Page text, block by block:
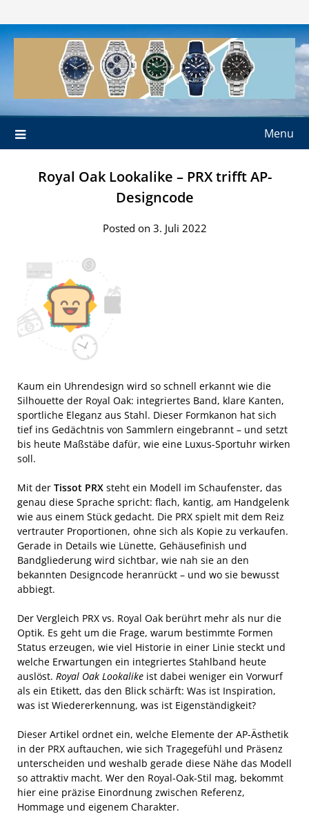
to
content
Menu
Royal Oak Lookalike – PRX trifft AP-
Designcode
Posted on 3. Juli 2022
Kaum ein Uhrendesign wird so schnell erkannt wie die
Silhouette der Royal Oak: integriertes Band, klare Kanten,
sportliche Eleganz aus Stahl. Dieser Formkanon hat sich
tief ins Gedächtnis von Sammlern eingebrannt – und setzt
bis heute Maßstäbe dafür, wie eine Luxus-Sportuhr wirken
soll.
Mit der Tissot PRX steht ein Modell im Schaufenster, das
genau diese Sprache spricht: flach, kantig, am Handgelenk
wie aus einem Stück gedacht. Die PRX spielt mit dem Reiz
vertrauter Proportionen, ohne sich als Kopie zu verkaufen.
Gerade in Details wie Lünette, Gehäusefinish und
Bandgliederung wird sichtbar, wie nah sie an den
bekannten Designcode heranrückt – und wo sie bewusst
abbiegt.
Der Vergleich PRX vs. Royal Oak berührt mehr als nur die
Optik. Es geht um die Frage, warum bestimmte Formen
Status erzeugen, wie viel Historie in einer Linie steckt und
welche Erwartungen ein integriertes Stahlband heute
auslöst. Royal Oak Lookalike ist dabei weniger ein Vorwurf
als ein Etikett, das den Blick schärft: Was ist Inspiration,
was ist Wiedererkennung, was ist Eigenständigkeit?
Dieser Artikel ordnet ein, welche Elemente der AP-Ästhetik
in der PRX auftauchen, wie sich Tragegefühl und Präsenz
unterscheiden und weshalb gerade diese Nähe das Modell
so attraktiv macht. Wer den Royal-Oak-Stil mag, bekommt
hier eine präzise Einordnung zwischen Referenz,
Hommage und eigenem Charakter.